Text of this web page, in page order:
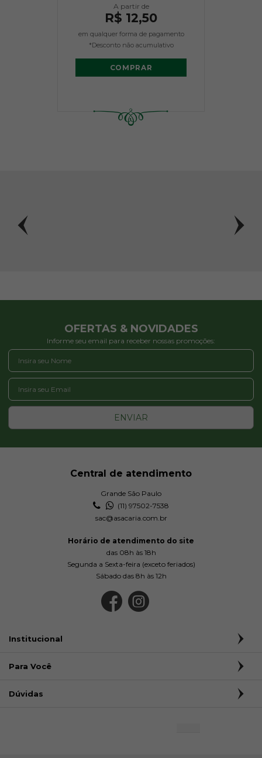
R$ 12,50
em qualquer forma de pagamento
*Desconto não acumulativo
COMPRAR
OFERTAS & NOVIDADES
Informe seu email para receber nossas promoções:
ENVIAR
Central de atendimento
Grande São Paulo
(11) 97502-7538
sac@asacaria.com.br
Horário de atendimento do site
das 08h às 18h
Segunda a Sexta-feira (exceto feriados)
Sábado das 8h às 12h
Institucional
Para Você
Dúvidas